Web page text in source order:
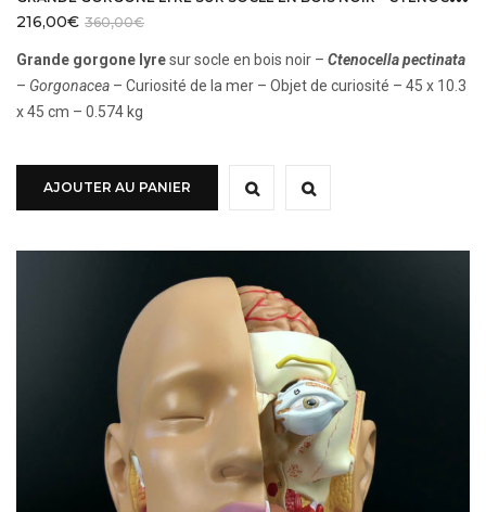
360,00€
216,00€
Grande gorgone lyresur socle en bois noir – Ctenocella pectinata
– Gorgonacea – Curiosité de la mer – Objet de curiosité – 45 x 10.3
x 45 cm – 0.574 kg
AJOUTER AU PANIER